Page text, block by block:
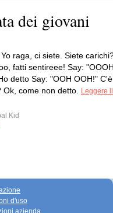
dei giovani
raga, ci siete. Siete
fatti sentireee! Say:
detto Say: "OOH OOH!" C'è
Ok, come non detto.
Leggere il
Kid
d'uso
azienda